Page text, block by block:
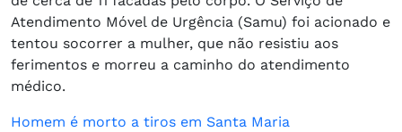
Atendimento Móvel de Urgência (Samu) foi acionado e
tentou socorrer a mulher, que não resistiu aos
ferimentos e morreu a caminho do atendimento
médico.
Homem é morto a tiros em Santa Maria